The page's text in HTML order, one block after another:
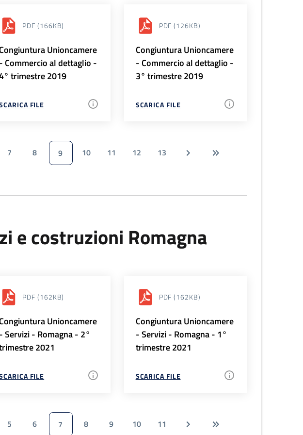
PDF (166KB)
Congiuntura Unioncamere
- Commercio al dettaglio -
trimestre 2019
FILE
PDF (126KB)
Congiuntura Unioncamere
- Commercio al dettaglio -
3° trimestre 2019
SCARICA FILE
7 8 9 10 11 12 13
e costruzioni Romagna
PDF (162KB)
Congiuntura Unioncamere
- Servizi - Romagna - 2°
2021
FILE
PDF (162KB)
Congiuntura Unioncamere
- Servizi - Romagna - 1°
trimestre 2021
SCARICA FILE
5 6 7 8 9 10 11